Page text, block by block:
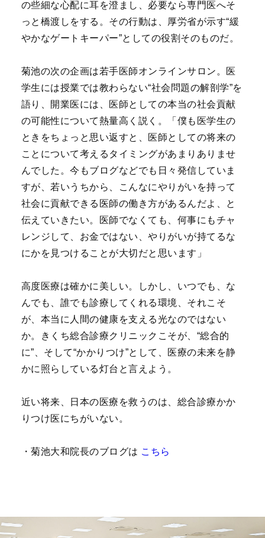
の些細な心配に耳を澄まし、必要なら専門医へそ
っと橋渡しをする。その行動は、厚労省が示す“緩
やかなゲートキーパー”としての役割そのものだ。
菊池の次の企画は若手医師オンラインサロン。医
学生には授業では教わらない“社会問題の解剖学”を
語り、開業医には、医師としての本当の社会貢献
の可能性について熱量高く説く。「僕も医学生の
ときをちょっと思い返すと、医師としての将来の
ことについて考えるタイミングがあまりありませ
んでした。今もブログなどでも日々発信していま
すが、若いうちから、こんなにやりがいを持って
社会に貢献できる医師の働き方があるんだよ、と
伝えていきたい。医師でなくても、何事にもチャ
レンジして、お金ではない、やりがいが持てるな
にかを見つけることが大切だと思います」
高度医療は確かに美しい。しかし、いつでも、な
んでも、誰でも診療してくれる環境、それこそ
が、本当に人間の健康を支える光なのではない
か。きくち総合診療クリニックこそが、“総合的
に”、そして“かかりつけ”として、医療の未来を静
かに照らしている灯台と言えよう。
近い将来、日本の医療を救うのは、総合診療かか
りつけ医にちがいない。
・菊池大和院長のブログは こちら